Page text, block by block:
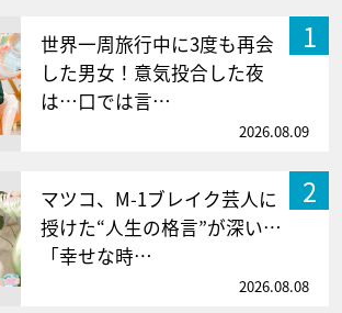
1
世界一周旅行中に3度も再会
した男女！意気投合した夜
は…口では言…
2026.08.09
2
マツコ、M-1ブレイク芸人に
授けた“人生の格言”が深い…
「幸せな時…
2026.08.08